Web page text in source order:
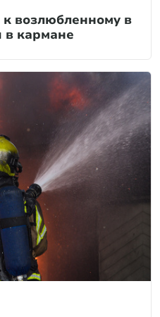
возлюбленному в
в кармане